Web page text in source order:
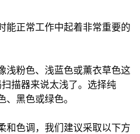
能正常工作中起着非常重要的
浅粉色、浅蓝色或薰衣草色这
描器来说太浅了。选择纯
、黑色或绿色。
和色调，我们建议采取以下方